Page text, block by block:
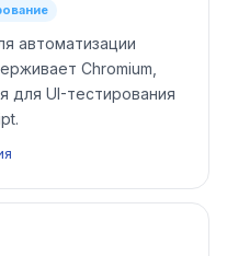
автоматизации
Chromium,
для UI-тестирования